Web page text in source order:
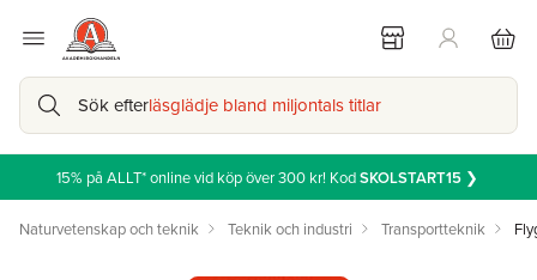
Sök efterläsglädje bland miljontals titlar
15% på ALLT* online vid köp över 300 kr! KodSKOLSTART15❯
Naturvetenskap och teknik Teknik och industri Transportteknik